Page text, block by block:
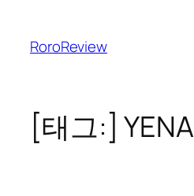
RoroReview
[태그:]YENA